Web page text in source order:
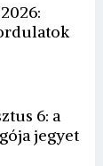
6: a
jegyet